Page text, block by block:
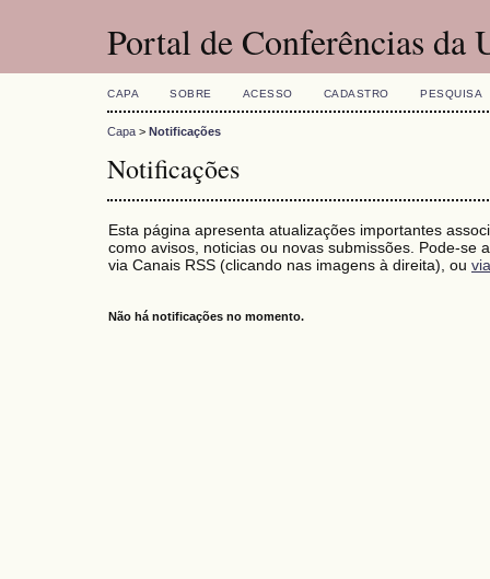
Portal de Conferências da
CAPA SOBRE ACESSO CADASTRO PESQUISA
Capa > Notificações
Notificações
Esta página apresenta atualizações importantes
como avisos, noticias ou novas submissões. Pode-se
via Canais RSS (clicando nas imagens à direita), ou
Não há notificações no momento.